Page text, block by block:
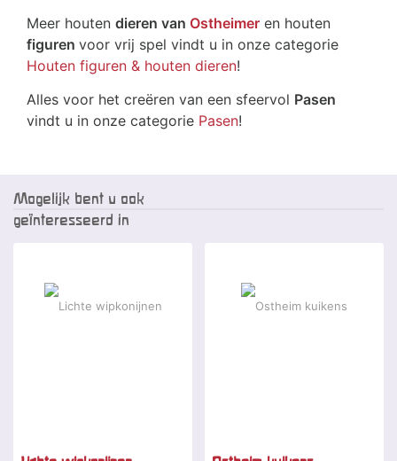
Meer houten dieren van Ostheimer en houten
figuren voor vrij spel vindt u in onze categorie
Houten figuren & houten dieren!
Alles voor het creëren van een sfeervol Pasen
vindt u in onze categorie Pasen!
Mogelijk bent u ook
geïnteresseerd in